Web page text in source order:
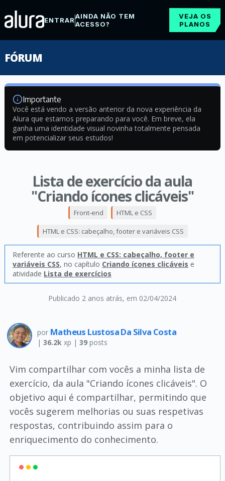
ENTRARAINDA NÃO TEM
ACESSO?
VEJA OS
PLANOS
FÓRUM
Importante
Você está vendo a versão anterior da nova experiência da
Alura que estamos preparando para você. Em breve, ela
ganha uma identidade visual novinha totalmente pensada
em potencializar seus estudos!
Lista de exercício da aula
"Criando ícones clicáveis"
Publicado 2 anos atrás, em 02/04/2024
Front-end HTML e CSS
HTML e CSS: cabeçalho, footer e variáveis CSS
Referente ao curso HTML e CSS: cabeçalho, footer e
variáveis CSS, no capítulo Criando ícones clicáveis e
atividade Lista de exercícios
por Matheus Lustosa Da Silva Costa
| 36.2kxp | 39posts
Vim compartilhar com vocês a minha lista de
exercício, da aula "Criando ícones clicáveis". O
objetivo aqui é compartilhar, permitindo que
vocês sugerem melhorias ou suas respetivas
respostas, contribuindo assim para o
enriquecimento do conhecimento.